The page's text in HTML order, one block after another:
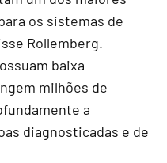
os sistemas de
Rollemberg.
baixa
milhões de
a
diagnosticadas e de